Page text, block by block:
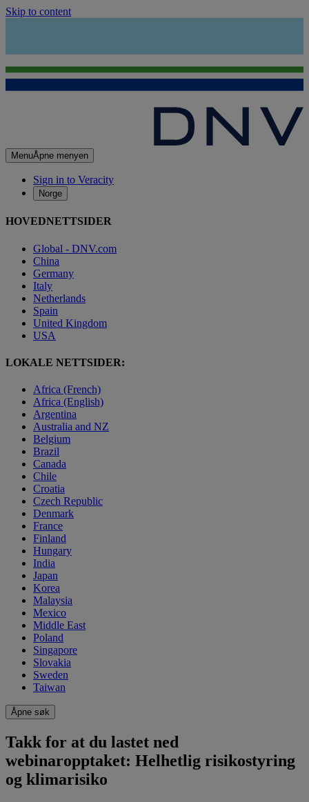
Skip to content
MenuÅpne menyen
Sign in to Veracity
Norge
HOVEDNETTSIDER
Global - DNV.com
China
Germany
Italy
Netherlands
Spain
United Kingdom
USA
LOKALE NETTSIDER:
Africa (French)
Africa (English)
Argentina
Australia and NZ
Belgium
Brazil
Canada
Chile
Croatia
Czech Republic
Denmark
France
Finland
Hungary
India
Japan
Korea
Malaysia
Mexico
Middle East
Poland
Singapore
Slovakia
Sweden
Taiwan
Åpne søk
Takk for at du lastet ned
webinaropptaket: Helhetlig risikostyring
og klimarisiko